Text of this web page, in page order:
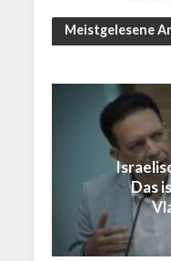
Meistgelesene
Das